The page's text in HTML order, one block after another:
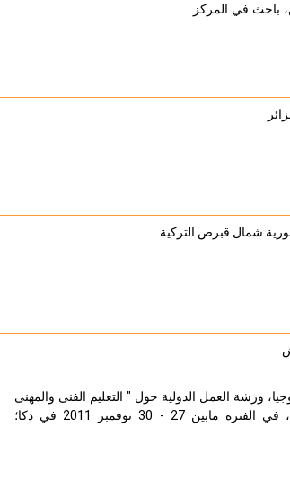
باحث في المركز.
شمال قبرص التركية
ورشة العمل الدولية حول " التعليم الفنى والمهنى
والتدريب القائم على الكفاءة للدول الأعضاء بمنظمة التعاون الإسلامي"، في الفترة مابين 27 - 30 نوفمبر 2011 في دكا؛